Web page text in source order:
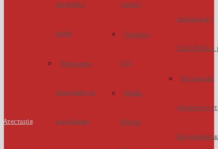
Атестація
наукових
робіт
Навчальні
програми та
посібники
захист
Inventor
UA
МАН-
Юніор
предметів у
2025/2026
Результати
обласного